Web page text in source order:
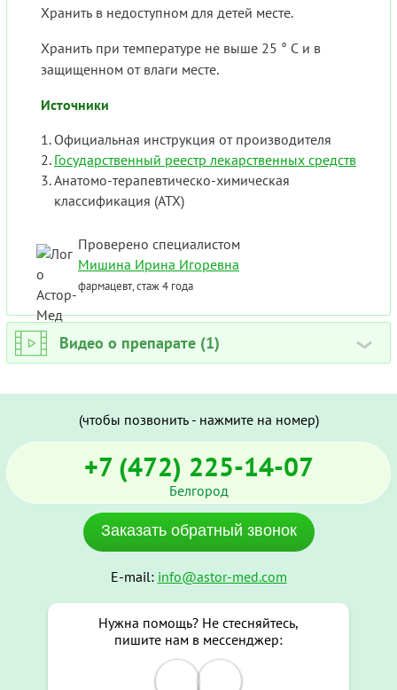
Хранить в недоступном для детей месте.
Хранить при температуре не выше 25 ° С и в
защищенном от влаги месте.
Источники
Официальная инструкция от производителя
Государственный реестр лекарственных средств
Анатомо-терапевтическо-химическая
классификация (ATX)
Проверено специалистом
Мишина Ирина Игоревна
фармацевт, стаж 4 года
Видео о препарате (1) ›
(чтобы позвонить - нажмите на номер)
+7 (472) 225-14-07
Белгород
Заказать обратный звонок
E-mail: info@astor-med.com
Нужна помощь? Не стесняйтесь,
пишите нам в мессенджер: